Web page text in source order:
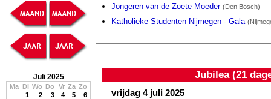
Juli 2025
Ma Di Wo Do Vr Za Zo
1
2 3 4 5
6
Jongeren van de Zoete Moeder (Den Bosch)
Katholieke Studenten Nijmegen - Gala
Jubilea (21
vrijdag 4 juli 2025